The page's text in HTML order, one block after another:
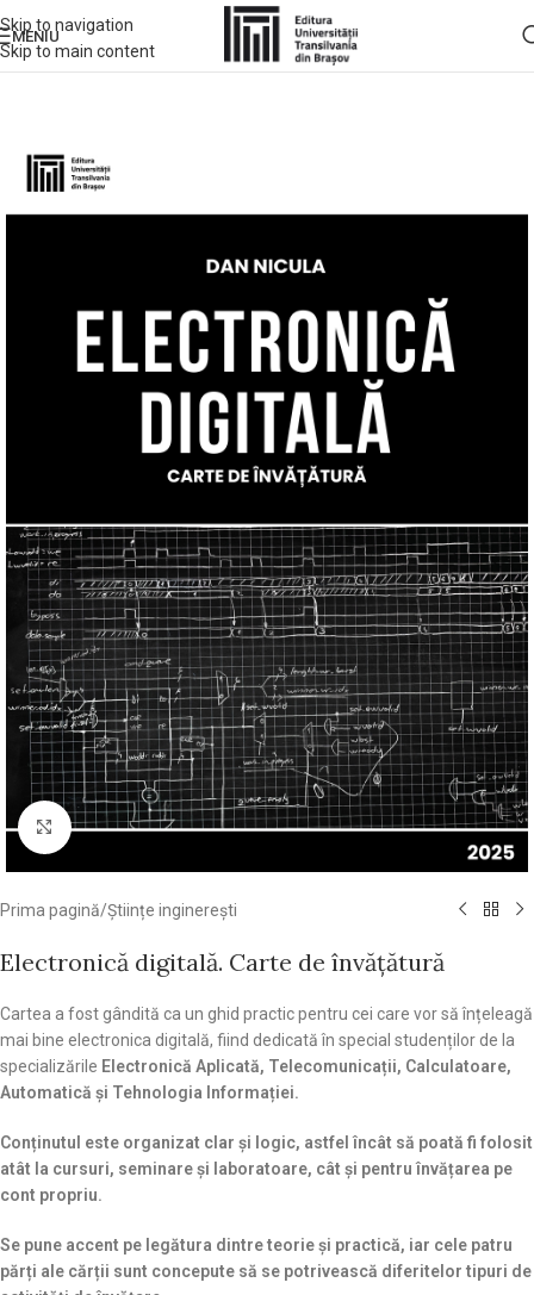
Skip to navigation
Skip to main content
MENIU
Click pentru a mări
Prima pagină/Științe inginerești
Electronică digitală. Carte de învățătură
Cartea a fost gândită ca un ghid practic pentru cei care vor să înțeleagă
mai bine electronica digitală, fiind dedicată în special studenților de la
specializările Electronică Aplicată, Telecomunicații, Calculatoare,
Automatică și Tehnologia Informației.
Conținutul este organizat clar și logic, astfel încât să poată fi folosit
atât la cursuri, seminare și laboratoare, cât și pentru învățarea pe
cont propriu.
Se pune accent pe legătura dintre teorie și practică, iar cele patru
părți ale cărții sunt concepute să se potrivească diferitelor tipuri de